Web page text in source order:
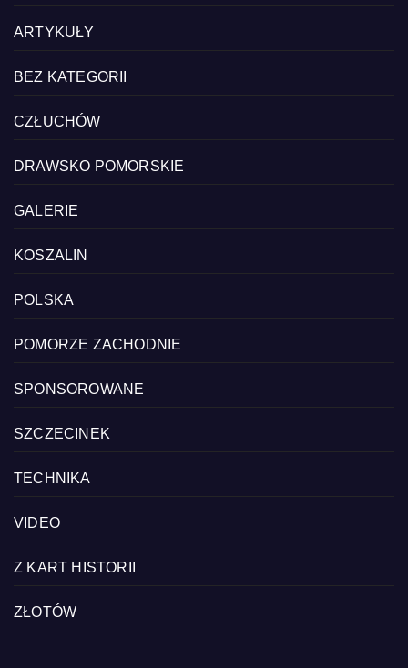
ARTYKUŁY
BEZ KATEGORII
CZŁUCHÓW
DRAWSKO POMORSKIE
GALERIE
KOSZALIN
POLSKA
POMORZE ZACHODNIE
SPONSOROWANE
SZCZECINEK
TECHNIKA
VIDEO
Z KART HISTORII
ZŁOTÓW